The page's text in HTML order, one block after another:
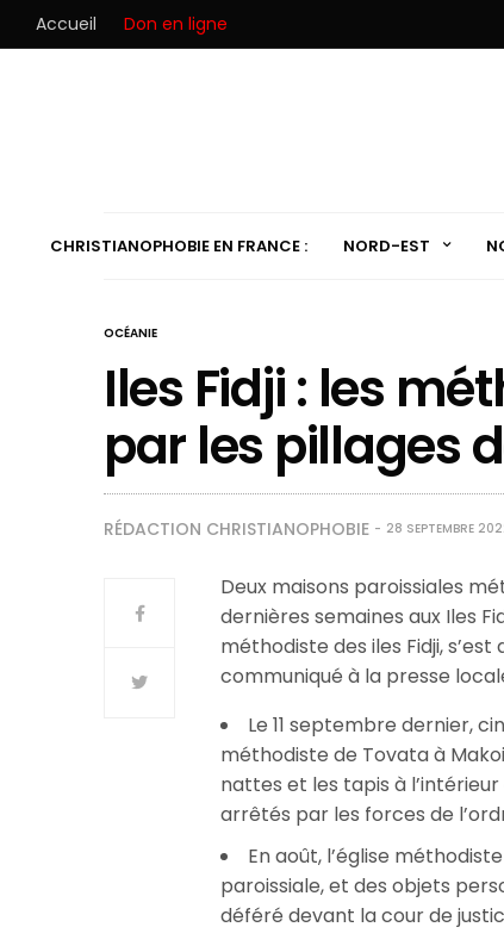
Accueil Don en ligne
CHRISTIANOPHOBIE EN FRANCE : NORD-EST
OCÉANIE
Iles Fidji : les
par les pillages
RÉDACTION CHRISTIANOPHOBIE 28 SEPTEMBRE
Deux maisons paroissiales
dernières semaines aux Iles
méthodiste des iles Fidji,
communiqué à la presse
Le 11 septembre dernier,
méthodiste de Tovata à
nattes et les tapis à
arrêtés par les forces de
En août, l’église
paroissiale, et des objets
déféré devant la cour de